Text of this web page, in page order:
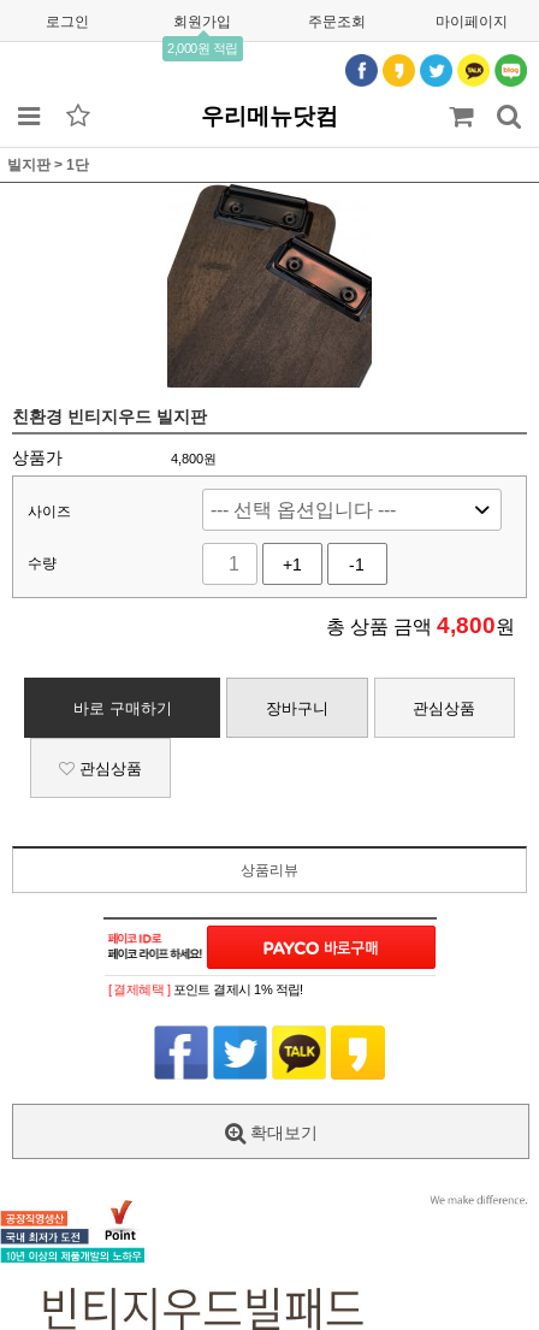
로그인 회원가입
2,000원 적립
주문조회 마이페이지
우리메뉴닷컴
빌지판 > 1단
친환경 빈티지우드 빌지판
상품가 4,800원
사이즈
수량 +1 -1
총 상품 금액 4,800원
바로 구매하기 장바구니 관심상품
관심상품
상품리뷰
[ 결제혜택 ] 포인트 결제시 1% 적립!
확대보기